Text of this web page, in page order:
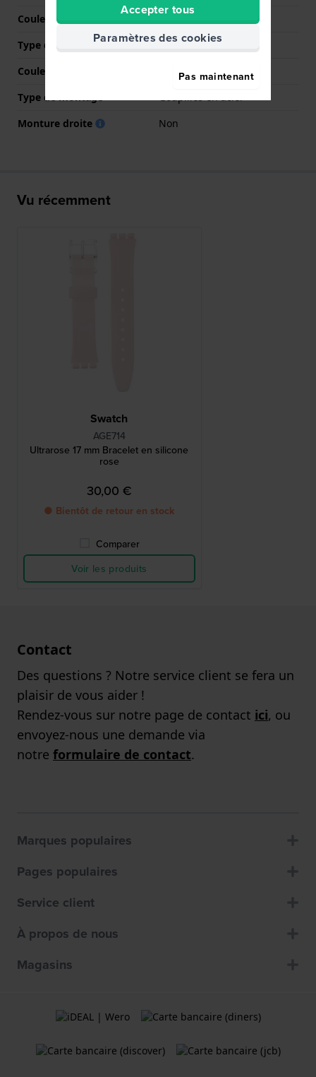
Couleur du bracelet
Type de fermoir
Boucle
Couleur de fermoir
Transparent
Type de montage
Monture droite
Non
Vu récemment
Swatch
AGE714
Ultrarose 17 mm Bracelet en silicone
rose
30,00 €
● Bientôt de retour en stock
Comparer
Voir les produits
Contact
Des questions ? Notre service client se fera un
plaisir de vous aider !
Rendez-vous sur notre page de contact ici, ou
envoyez-nous une demande via
notre formulaire de contact.
Marques populaires
Pages populaires
Service client
À propos de nous
Magasins
Accepter tous
Paramètres des cookies
Pas maintenant